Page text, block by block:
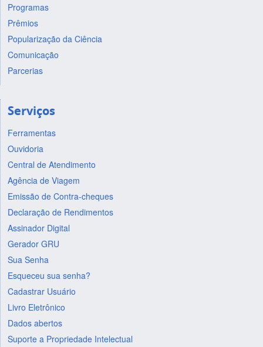
Programas
Prêmios
Popularização da Ciência
Comunicação
Parcerias
Serviços
Ferramentas
Ouvidoria
Central de Atendimento
Agência de Viagem
Emissão de Contra-cheques
Declaração de Rendimentos
Assinador Digital
Gerador GRU
Sua Senha
Esqueceu sua senha?
Cadastrar Usuário
Livro Eletrônico
Dados abertos
Suporte a Propriedade Intelectual